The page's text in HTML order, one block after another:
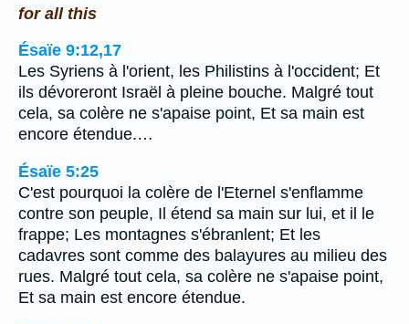
for all this
Ésaïe 9:12,17
Les Syriens à l'orient, les Philistins à l'occident; Et
ils dévoreront Israël à pleine bouche. Malgré tout
cela, sa colère ne s'apaise point, Et sa main est
encore étendue.…
Ésaïe 5:25
C'est pourquoi la colère de l'Eternel s'enflamme
contre son peuple, Il étend sa main sur lui, et il le
frappe; Les montagnes s'ébranlent; Et les
cadavres sont comme des balayures au milieu des
rues. Malgré tout cela, sa colère ne s'apaise point,
Et sa main est encore étendue.